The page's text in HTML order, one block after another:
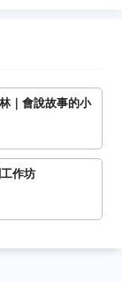
｜會說故事的小
作坊